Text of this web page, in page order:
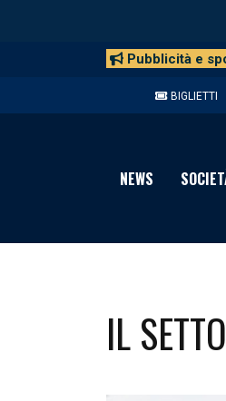
Pubblicità e
BIGLIETTI
NEWS
IL